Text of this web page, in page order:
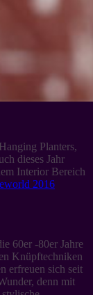
Planters,
dieses Jahr
Interior Bereich
2016
60er -80er Jahre
Knüpftechniken
erfreuen sich seit
denn mit